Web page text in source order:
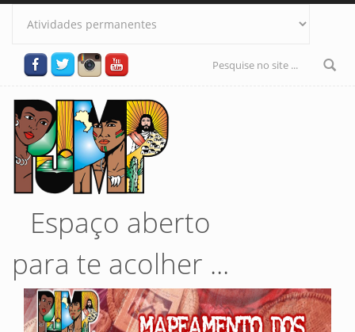
Pular para o conteúdo principal
Formulário
Espaço aberto
para te acolher ...